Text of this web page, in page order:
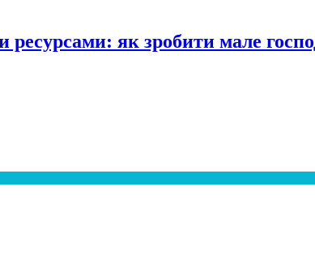
ресурсами: як зробити мале